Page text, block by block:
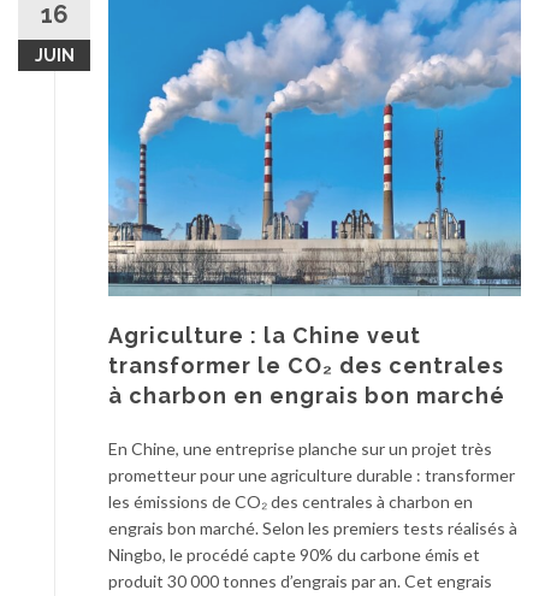
16
JUIN
Agriculture : la Chine veut
transformer le CO₂ des centrales
à charbon en engrais bon marché
En Chine, une entreprise planche sur un projet très
prometteur pour une agriculture durable : transformer
les émissions de CO₂ des centrales à charbon en
engrais bon marché. Selon les premiers tests réalisés à
Ningbo, le procédé capte 90% du carbone émis et
produit 30 000 tonnes d’engrais par an. Cet engrais